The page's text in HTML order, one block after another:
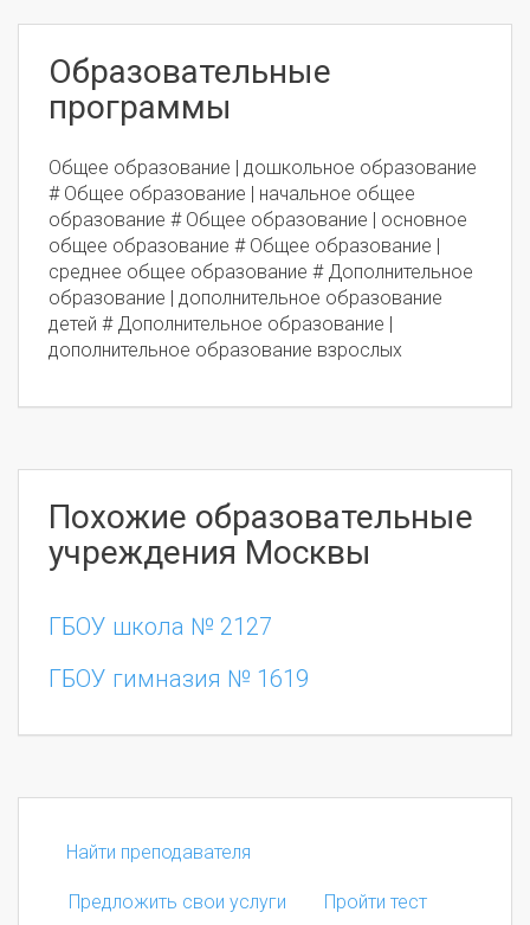
Образовательные
программы
Общее образование | дошкольное образование
# Общее образование | начальное общее
образование # Общее образование | основное
общее образование # Общее образование |
среднее общее образование # Дополнительное
образование | дополнительное образование
детей # Дополнительное образование |
дополнительное образование взрослых
Похожие образовательные
учреждения Москвы
ГБОУ школа № 2127
ГБОУ гимназия № 1619
Найти преподавателя
Предложить свои услуги Пройти тест